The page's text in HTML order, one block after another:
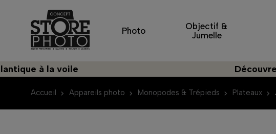
Photo
Objectif &
Jumelle
à la voile Découvrez
Accueil Appareils photo Monopodes & Trépieds Plateaux